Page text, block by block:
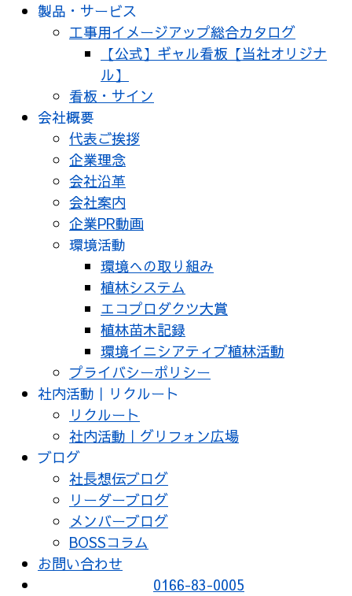
製品・サービス
工事用イメージアップ総合カタログ
【公式】ギャル看板【当社オリジナ
ル】
看板・サイン
会社概要
代表ご挨拶
企業理念
会社沿革
会社案内
企業PR動画
環境活動
環境への取り組み
植林システム
エコプロダクツ大賞
植林苗木記録
環境イニシアティブ植林活動
プライバシーポリシー
社内活動｜リクルート
リクルート
社内活動｜グリフォン広場
ブログ
社長想伝ブログ
リーダーブログ
メンバーブログ
BOSSコラム
お問い合わせ
0166-83-0005